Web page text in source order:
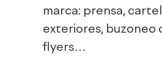
marca: prensa,
exteriores, buzoneo
flyers…